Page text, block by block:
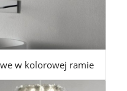
w kolorowej ramie